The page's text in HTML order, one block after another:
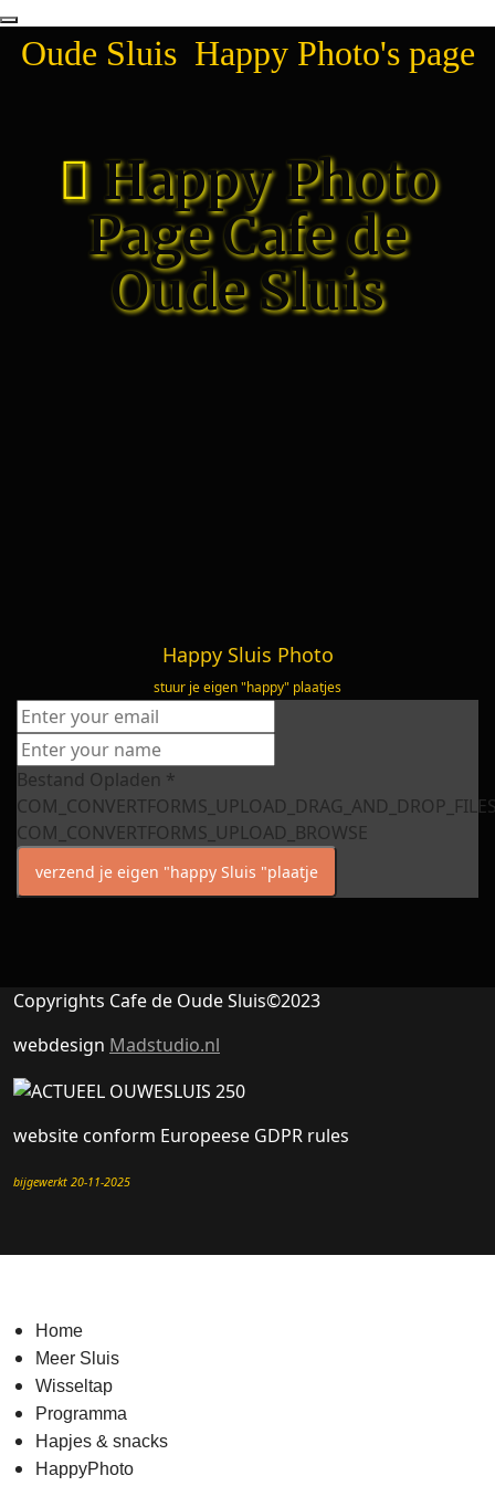
Oude Sluis Happy Photo's page
Happy Photo
Page Cafe de
Oude Sluis
Happy Sluis Photo
stuur je eigen "happy" plaatjes
Bestand Opladen *
COM_CONVERTFORMS_UPLOAD_BROWSE
verzend je eigen "happy Sluis "plaatje
Copyrights Cafe de Oude Sluis©2023
webdesign Madstudio.nl
website conform Europeese GDPR rules
bijgewerkt 20-11-2025
Home
Meer Sluis
Wisseltap
Programma
Hapjes & snacks
HappyPhoto